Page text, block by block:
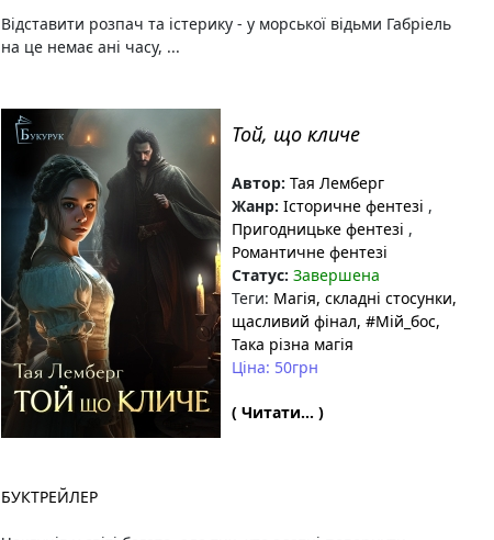
Відставити розпач та істерику - у морської відьми Габріель
на це немає ані часу, ...
Той, що кличе
Автор: Тая Лемберг
Жанр: Історичне фентезі ,
Пригодницьке фентезі ,
Романтичне фентезі
Статус: Завершена
Теги: Магія, складні стосунки,
щасливий фінал, #Мій_бос,
Така різна магія
Ціна: 50грн
( Читати... )
БУКТРЕЙЛЕР